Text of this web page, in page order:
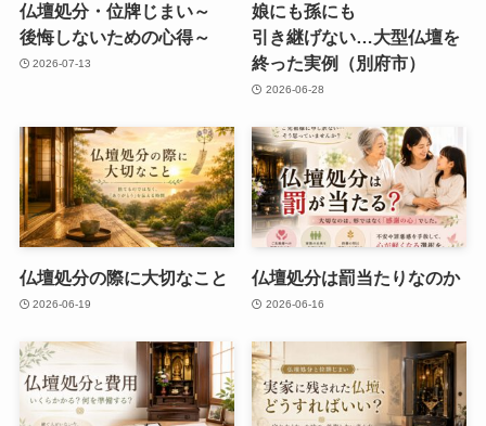
仏壇処分・位牌じまい​～
後悔しないための​心得～
2026-07-13
娘にも​孫にも​
引き継げない…​大型仏壇を​
終った​実例​（別府市）
2026-06-28
仏壇処分の​際に​大切な​こと
2026-06-19
仏壇処分は​罰当たりなのか
2026-06-16